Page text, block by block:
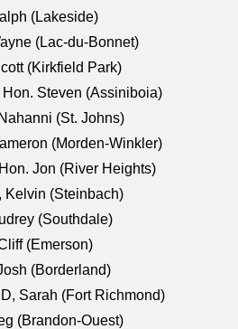
(Lakeside)
(Lac-du-Bonnet)
(Kirkfield Park)
Steven (Assiniboia)
(St. Johns)
(Morden-Winkler)
Jon (River Heights)
Kelvin (Steinbach)
(Southdale)
(Emerson)
(Borderland)
Sarah (Fort Richmond)
(Brandon-Ouest)